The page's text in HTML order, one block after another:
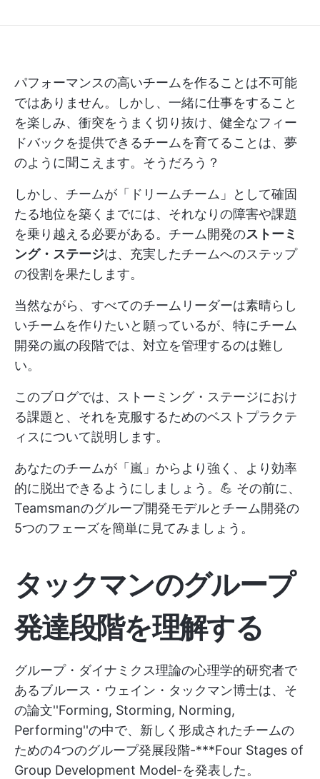
パフォーマンスの高いチームを作ることは不可能
ではありません。しかし、一緒に仕事をすること
を楽しみ、衝突をうまく切り抜け、健全なフィー
ドバックを提供できるチームを育てることは、夢
のように聞こえます。そうだろう？
しかし、チームが「ドリームチーム」として確固
たる地位を築くまでには、それなりの障害や課題
を乗り越える必要がある。チーム開発のストーミ
ング・ステージは、充実したチームへのステップ
の役割を果たします。
当然ながら、すべてのチームリーダーは素晴らし
いチームを作りたいと願っているが、特にチーム
開発の嵐の段階では、対立を管理するのは難し
い。
このブログでは、ストーミング・ステージにおけ
る課題と、それを克服するためのベストプラクテ
ィスについて説明します。
あなたのチームが「嵐」からより強く、より効率
的に脱出できるようにしましょう。💪 その前に、
Teamsmanのグループ開発モデルとチーム開発の
5つのフェーズを簡単に見てみましょう。
タックマンのグループ
発達段階を理解する
グループ・ダイナミクス理論の心理学的研究者で
あるブルース・ウェイン・タックマン博士は、そ
の論文''Forming, Storming, Norming,
Performing''の中で、新しく形成されたチームの
ための4つのグループ発展段階-***Four Stages of
Group Development Model-を発表した。